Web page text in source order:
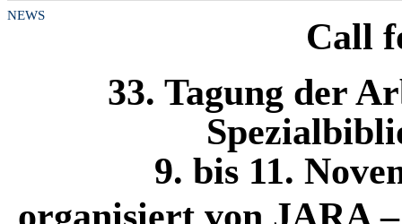
NEWS
Call
33. Tagung der
9. bis 11.